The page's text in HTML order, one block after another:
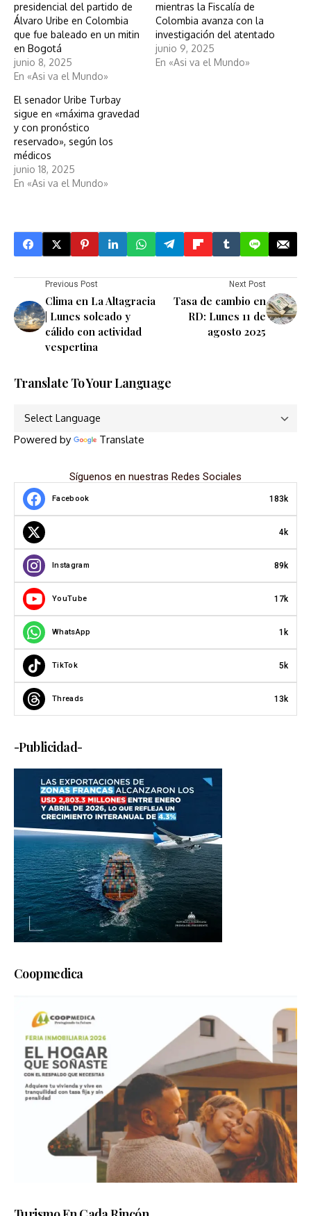
presidencial del partido de
Álvaro Uribe en Colombia
que fue baleado en un mitin
en Bogotá
junio 8, 2025
En «Asi va el Mundo»
mientras la Fiscalía de
Colombia avanza con la
investigación del atentado
junio 9, 2025
En «Asi va el Mundo»
El senador Uribe Turbay
sigue en «máxima gravedad
y con pronóstico
reservado», según los
médicos
junio 18, 2025
En «Asi va el Mundo»
Previous Post
Clima en La Altagracia
| Lunes soleado y
cálido con actividad
vespertina
Next Post
Tasa de cambio en
RD: Lunes 11 de
agosto 2025
Translate To Your Language
Powered by Translate
Síguenos en nuestras Redes Sociales
Facebook 183k
4k
Instagram 89k
YouTube 17k
WhatsApp 1k
TikTok 5k
Threads 13k
-Publicidad-
Coopmedica